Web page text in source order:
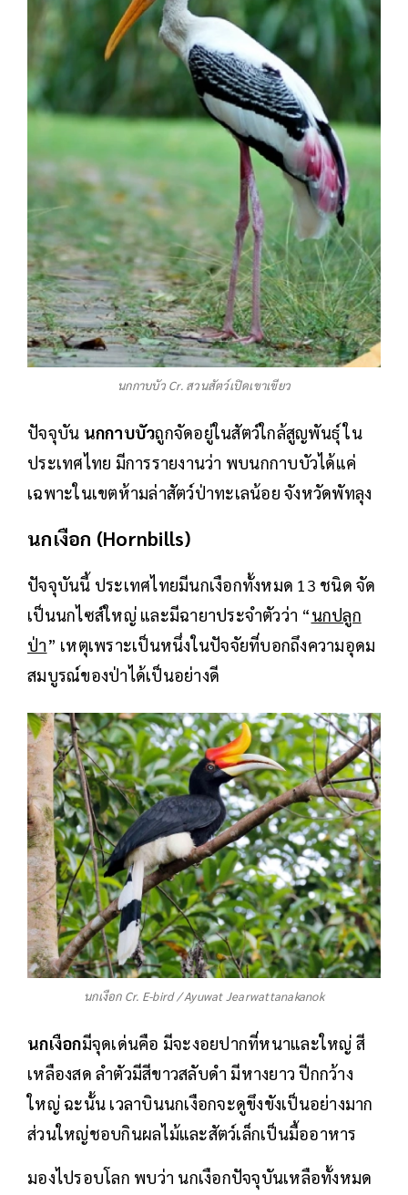
นกกาบบัว Cr. สวนสัตว์เปิดเขาเขียว
ปัจจุบัน นกกาบบัวถูกจัดอยู่ในสัตว์ใกล้สูญพันธุ์ ใน
ประเทศไทย มีการรายงานว่า พบนกกาบบัวได้แค่
เฉพาะในเขตห้ามล่าสัตว์ป่าทะเลน้อย จังหวัดพัทลุง
นกเงือก (Hornbills)
ปัจจุบันนี้ ประเทศไทยมีนกเงือกทั้งหมด 13 ชนิด จัด
เป็นนกไซส์ใหญ่ และมีฉายาประจำตัวว่า “นกปลูก
ป่า” เหตุเพราะเป็นหนึ่งในปัจจัยที่บอกถึงความอุดม
สมบูรณ์ของป่าได้เป็นอย่างดี
นกเงือก Cr. E-bird / Ayuwat Jearwattanakanok
นกเงือกมีจุดเด่นคือ มีจะงอยปากที่หนาและใหญ่ สี
เหลืองสด ลำตัวมีสีขาวสลับดำ มีหางยาว ปีกกว้าง
ใหญ่ ฉะนั้น เวลาบินนกเงือกจะดูขึงขังเป็นอย่างมาก
ส่วนใหญ่ชอบกินผลไม้และสัตว์เล็กเป็นมื้ออาหาร
มองไปรอบโลก พบว่า นกเงือกปัจจุบันเหลือทั้งหมด